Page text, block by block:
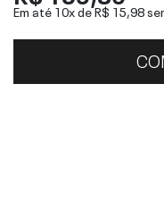
Em até 10x deR$ 15,98